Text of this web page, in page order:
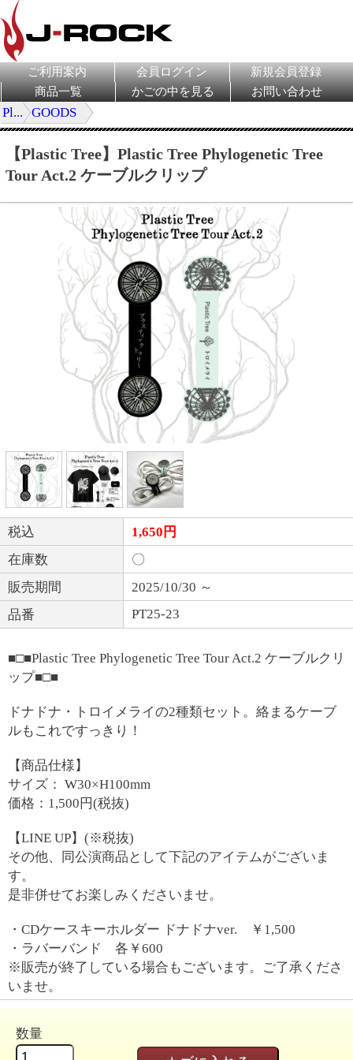
ご利用案内 会員ログイン
新規会員登録
商品一覧
かごの中を見る お問い合わせ
Pl... GOODS
【Plastic Tree】Plastic Tree Phylogenetic Tree
Tour Act.2 ケーブルクリップ
税込
1,650円
在庫数
〇
販売期間
2025/10/30 ～
品番
PT25-23
■□■Plastic Tree Phylogenetic Tree Tour Act.2 ケーブルクリ
ップ■□■
ドナドナ・トロイメライの2種類セット。絡まるケーブ
ルもこれですっきり！
【商品仕様】
サイズ： W30×H100mm
価格：1,500円(税抜)
【LINE UP】(※税抜)
その他、同公演商品として下記のアイテムがございま
す。
是非併せてお楽しみくださいませ。
・CDケースキーホルダー ドナドナver. ￥1,500
・ラバーバンド 各￥600
※販売が終了している場合もございます。ご了承くださ
いませ。
数量